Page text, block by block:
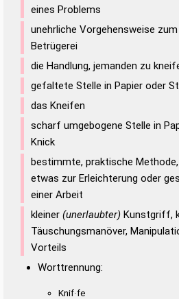
eines Problems
unehrliche Vorgehensweise
Betrügerei
die Handlung, jemanden zu
gefaltete Stelle in Papier oder
das Kneifen
scharf umgebogene Stelle in
Knick
bestimmte, praktische
etwas zur Erleichterung oder
einer Arbeit
kleiner (unerlaubter) Kunstgriff,
Täuschungsmanöver,
Vorteils
Worttrennung:
Knif·fe